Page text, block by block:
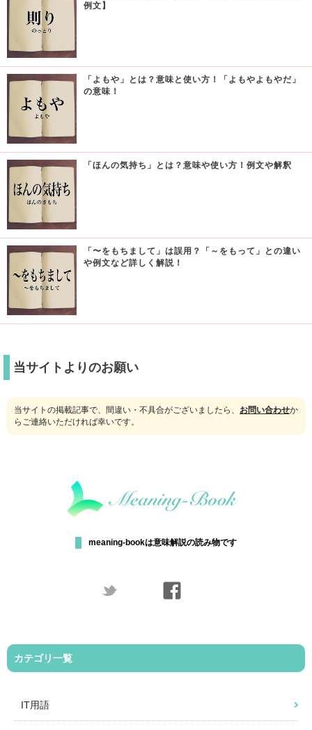
例文】
「よもや」とは？意味と使い方！「よもやよもやだ」
の意味！
「ほんの気持ち」とは？意味や使い方！例文や解釈
「〜をもちまして」は誤用？「～をもって」との違い
や例文など詳しく解説！
当サイトよりのお願い
当サイトの掲載記事で、間違い・不具合がございましたら、 お問い合わせか
らご連絡いただければ幸いです。
meaning-bookは意味解説の読み物です
カテゴリ一覧
IT用語